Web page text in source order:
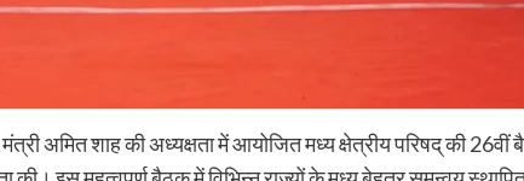
अमित शाह की अध्यक्षता में आयोजित मध्य क्षेत्रीय परिषद् की 26वीं